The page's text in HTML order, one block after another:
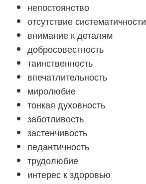
непостоянство
отсутствие систематичности
внимание к деталям
добросовестность
таинственность
впечатлительность
миролюбие
тонкая духовность
заботливость
застенчивость
педантичность
трудолюбие
интерес к здоровью